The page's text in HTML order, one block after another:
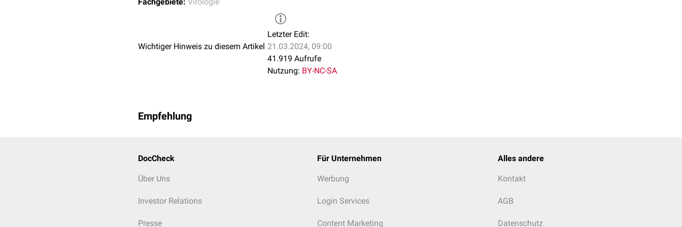
Wichtiger Hinweis zu diesem Artikel
Letzter Edit:
21.03.2024, 09:00
41.919 Aufrufe
Nutzung: BY-NC-SA
Empfehlung
DocCheck
Über Uns
Investor Relations
Presse
Für Unternehmen
Werbung
Login Services
Content Marketing
Alles andere
Kontakt
AGB
Datenschutz